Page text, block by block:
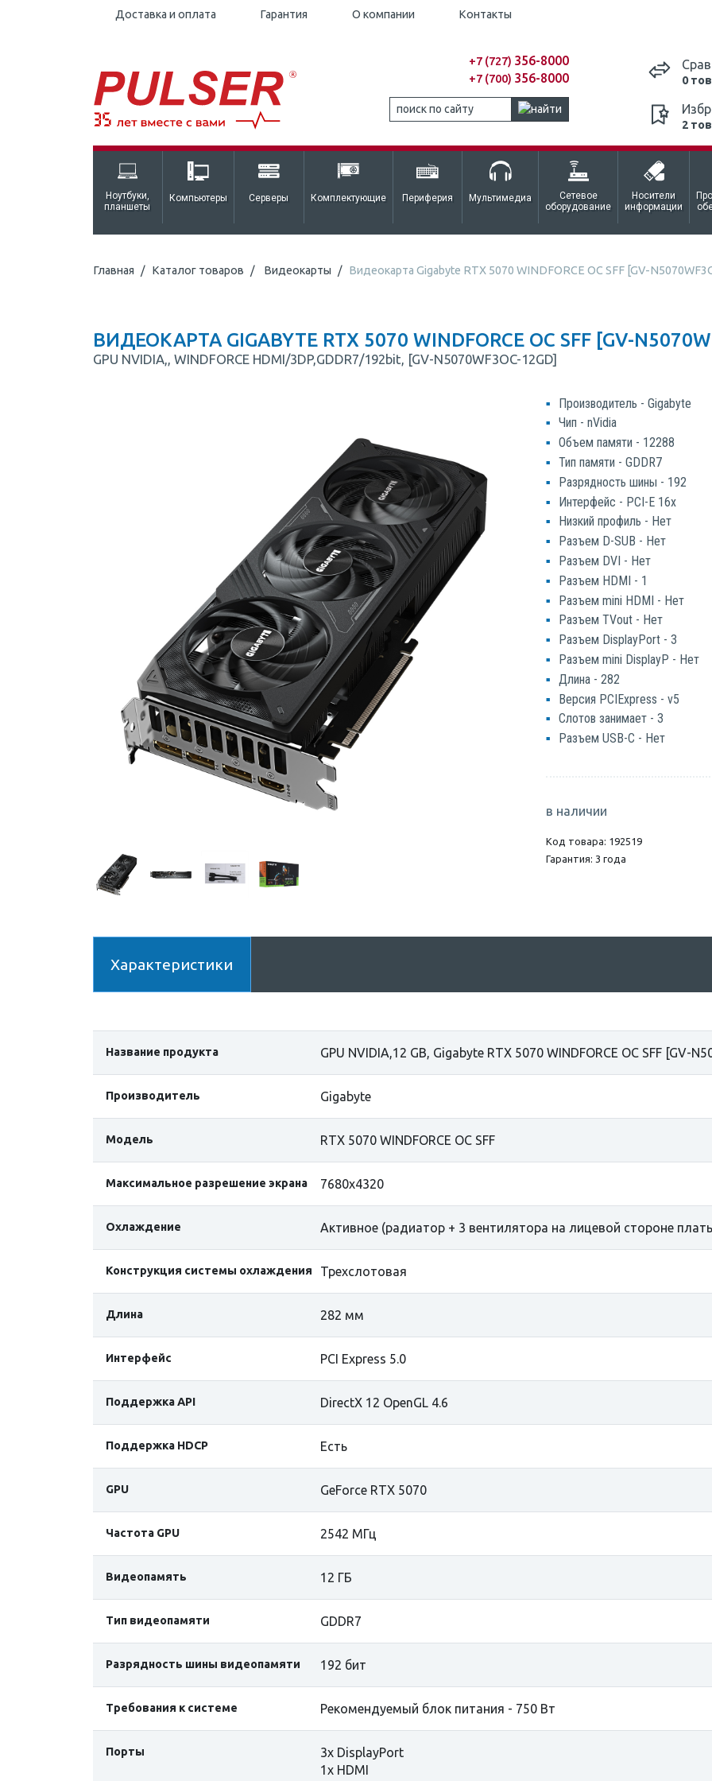
Доставка и оплата Гарантия О компании Контакты
+7 (727) 356-8000
+7 (700) 356-8000 0
2
Ноутбуки,
планшеты
Компьютеры Серверы Комплектующие Периферия Мультимедиа
Сетевое
оборудование
Носители
информации
Главная Каталог товаров Видеокарты Видеокарта Gigabyte RTX 5070 WINDFORCE OC SFF [GV-
ВИДЕОКАРТА GIGABYTE RTX 5070 WINDFORCE OC SFF [GV-
GPU NVIDIA,, WINDFORСE HDMI/3DP,GDDR7/192bit, [GV-N5070WF3OC-12GD]
Производитель - Gigabyte
Чип - nVidia
Объем памяти - 12288
Тип памяти - GDDR7
Разрядность шины - 192
Интерфейс - PCI-E 16x
Низкий профиль - Нет
Разъем D-SUB - Нет
Разъем DVI - Нет
Разъем HDMI - 1
Разъем mini HDMI - Нет
Разъем TVout - Нет
Разъем DisplayPort - 3
Разъем mini DisplayP - Нет
Длина - 282
Версия PCIExpress - v5
Слотов занимает - 3
Разъем USB-C - Нет
в наличии
Код товара: 192519
Гарантия: 3 года
Характеристики
Название продукта GPU NVIDIA,12 GB, Gigabyte RTX 5070 WINDFORСE OC SFF [GV-
Производитель Gigabyte
Модель RTX 5070 WINDFORСE OC SFF
Максимальное разрешение экрана 7680x4320
Охлаждение Активное (радиатор + 3 вентилятора на лицевой стороне
Конструкция системы охлаждения Трехслотовая
Длина 282 мм
Интерфейс PCI Express 5.0
Поддержка API DirectX 12 OpenGL 4.6
Поддержка HDCP Есть
GPU GeForce RTX 5070
Частота GPU 2542 МГц
Видеопамять 12 ГБ
Тип видеопамяти GDDR7
Разрядность шины видеопамяти 192 бит
Требования к системе Рекомендуемый блок питания - 750 Вт
Порты
3x DisplayPort
1x HDMI